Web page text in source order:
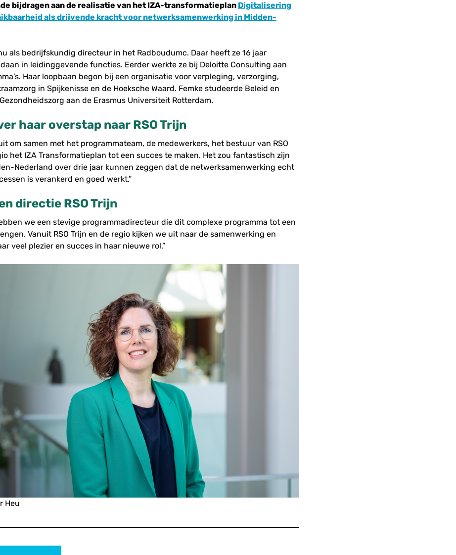
bijdragen aan de realisatie van het IZA-transformatieplan Digitalisering
als drijvende kracht voor netwerksamenwerking in Midden-
als bedrijfskundig directeur in het Radboudumc. Daar heeft ze 16 jaar
in leidinggevende functies. Eerder werkte ze bij Deloitte Consulting aan
Haar loopbaan begon bij een organisatie voor verpleging, verzorging,
in Spijkenisse en de Hoeksche Waard. Femke studeerde Beleid en
aan de Erasmus Universiteit Rotterdam.
haar overstap naar RSO Trijn
om samen met het programmateam, de medewerkers, het bestuur van RSO
het IZA Transformatieplan tot een succes te maken. Het zou fantastisch zijn
Nederland over drie jaar kunnen zeggen dat de netwerksamenwerking echt
is verankerd en goed werkt.”
directie RSO Trijn
we een stevige programmadirecteur die dit complexe programma tot een
Vanuit RSO Trijn en de regio kijken we uit naar de samenwerking en
veel plezier en succes in haar nieuwe rol.”
Heu